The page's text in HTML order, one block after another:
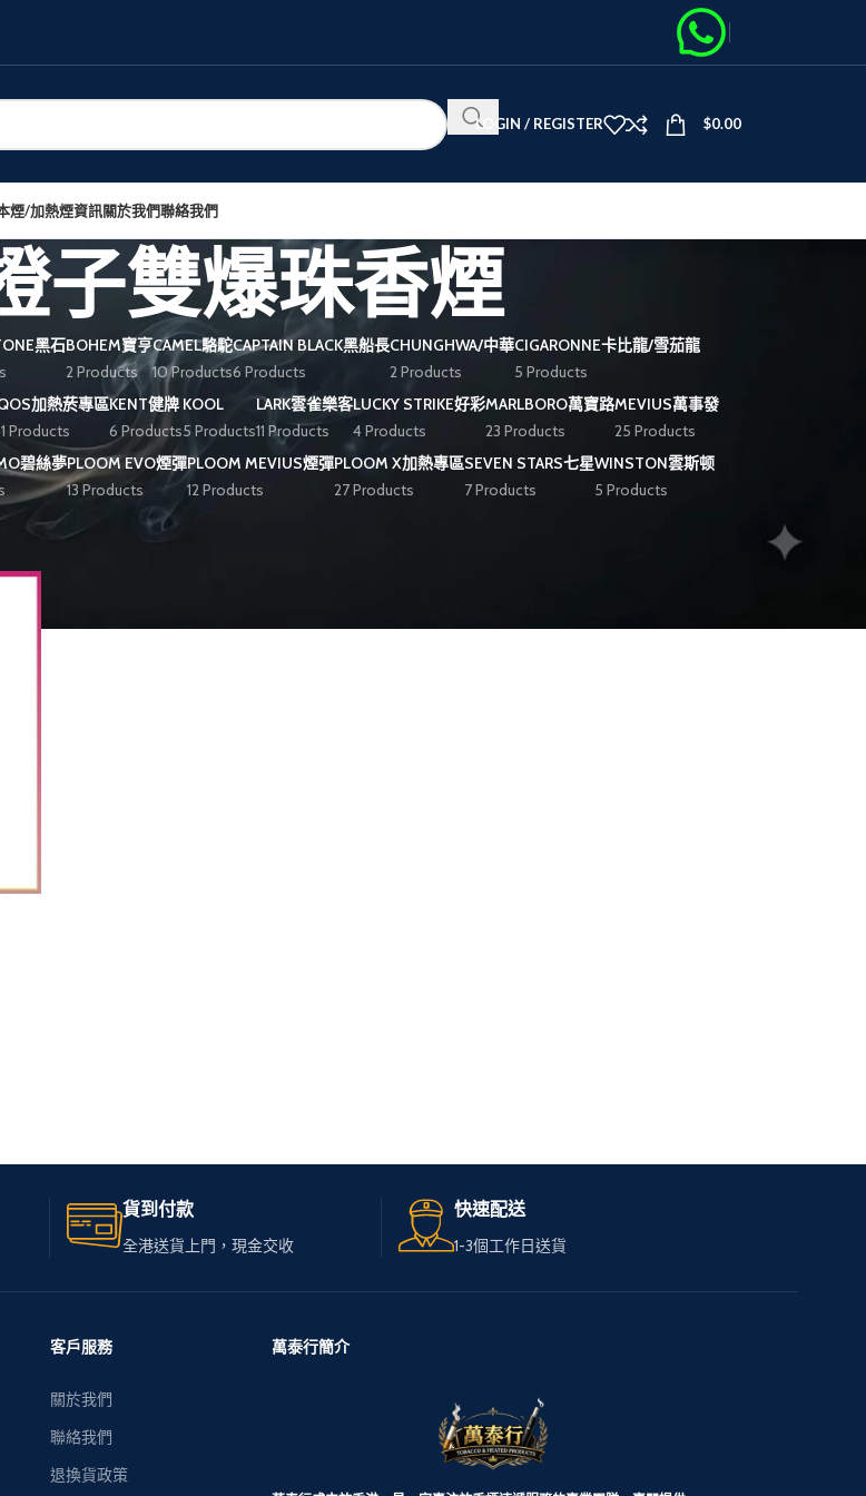
LOGIN / REGISTER $0.00
煙/加熱煙資訊關於我們聯絡我們
子雙爆珠香煙
黑石BOHEM寶亨
2 Products
CAMEL駱駝
10 Products
CAPTAIN BLACK黑船長
6 Products
CHUNGHWA/中華
2 Products
CIGARONNE卡比龍/雪茄龍
5 Products
加熱菸專區
Products
KENT健牌
6 Products
KOOL
5 Products
LARK雲雀樂客
11 Products
LUCKY STRIKE好彩
4 Products
MARLBORO萬寶路
23 Products
MEVIUS萬事發
25 Products
碧絲夢PLOOM EVO煙彈
13 Products
PLOOM MEVIUS煙彈
12 Products
PLOOM X加熱專區
27 Products
SEVEN STARS七星
7 Products
WINSTON雲斯顿
5 Products
”
貨到付款
全港送貨上門，現金交收
快速配送
1-3個工作日送貨
客戶服務
關於我們
聯絡我們
退換貨政策
萬泰行簡介